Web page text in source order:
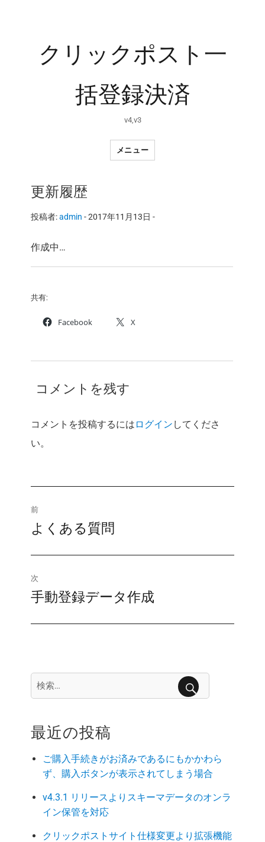
クリックポスト一
括登録決済
v4,v3
メニュー
更新履歴
投稿者:admin -2017年11月13日 -
作成中…
共有:
Facebook X
コメントを残す
コメントを投稿するには ログイン してくださ
い。
投
稿
ナ
ビ
ョ
前
前
稿:
よくある質問
次
次
手動登録データ作成
検
索:
最近の投稿
ご購入手続きがお済みであるにもかかわら
ず、購入ボタンが表示されてしまう場合
v4.3.1 リリースよりスキーマデータのオンラ
イン保管を対応
クリックポストサイト仕様変更より拡張機能